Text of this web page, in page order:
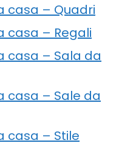
casa – Quadri
casa – Regali
casa – Sala da
casa – Sale da
casa – Stile